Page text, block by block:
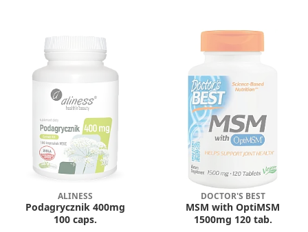
ALINESS
Podagrycznik 400mg
100 caps.
DOCTOR'S BEST
MSM with OptiMSM
1500mg 120 tab.